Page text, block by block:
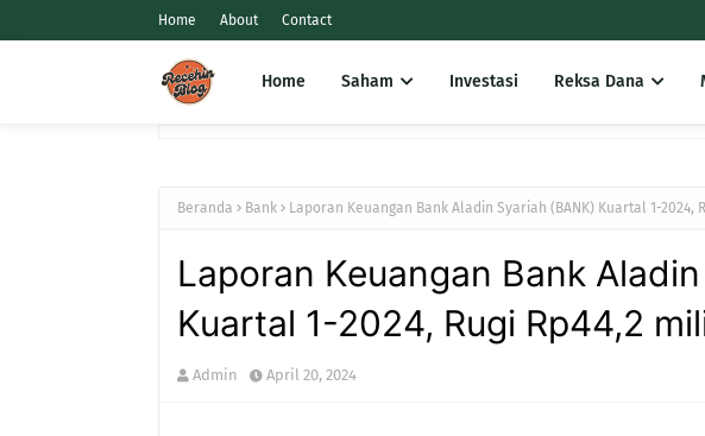
Home About Contact
Home Saham Investasi Reksa Dana
Beranda Bank Laporan Keuangan Bank Aladin Syariah (BANK) Kuartal 1-2024,
Laporan Keuangan Bank
Kuartal 1-2024, Rugi Rp44,2
Admin April 20, 2024